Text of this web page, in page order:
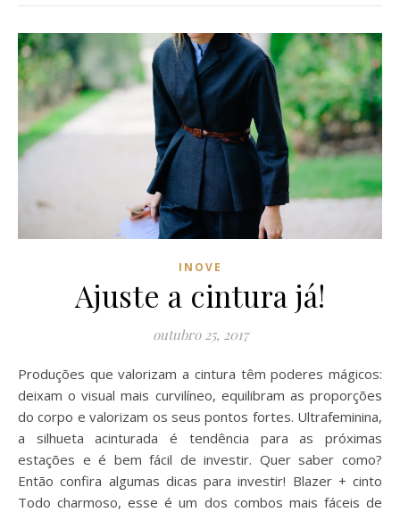
INOVE
Ajuste a cintura já!
outubro 25, 2017
Produções que valorizam a cintura têm poderes mágicos:
deixam o visual mais curvilíneo, equilibram as proporções
do corpo e valorizam os seus pontos fortes. Ultrafeminina,
a silhueta acinturada é tendência para as próximas
estações e é bem fácil de investir. Quer saber como?
Então confira algumas dicas para investir! Blazer + cinto
Todo charmoso, esse é um dos combos mais fáceis de